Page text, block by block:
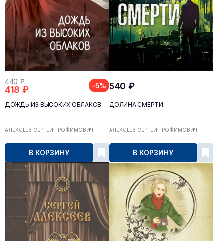
440 ₽
418 ₽ -5%
ДОЖДЬ ИЗ ВЫСОКИХ ОБЛАКОВ
АЛЕКСЕЕВ СЕРГЕЙ ТРОФИМОВИЧ
В КОРЗИНУ
540 ₽
ДОЛИНА СМЕРТИ
АЛЕКСЕЕВ СЕРГЕЙ ТРОФИМОВИЧ
В КОРЗИНУ